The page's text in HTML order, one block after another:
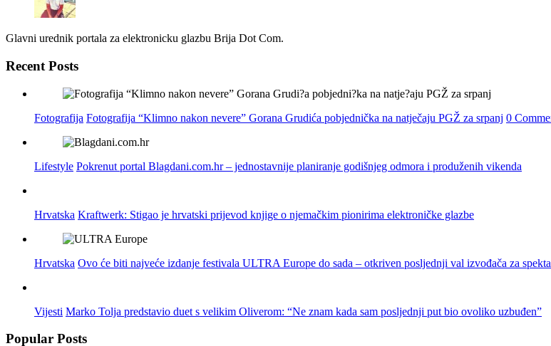
Glavni urednik portala za elektronicku glazbu Brija Dot Com.
Recent Posts
Fotografija Fotografija “Klimno nakon nevere” Gorana Grudića pobjednička na natječaju PGŽ za srpanj 0
Lifestyle Pokrenut portal Blagdani.com.hr – jednostavnije planiranje godišnjeg odmora i produženih vikenda
Hrvatska Kraftwerk: Stigao je hrvatski prijevod knjige o njemačkim pionirima elektroničke glazbe
Hrvatska Ovo će biti najveće izdanje festivala ULTRA Europe do sada – otkriven posljednji val izvođača za
Vijesti Marko Tolja predstavio duet s velikim Oliverom: “Ne znam kada sam posljednji put bio ovoliko uzbuđen”
Popular Posts